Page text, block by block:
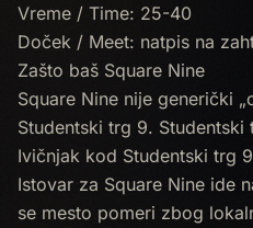
Vreme / Time: 25-40
Doček / Meet: natpis na
Zašto baš Square Nine
Square Nine nije generički
Studentski trg 9. Studentski
Ivičnjak kod Studentski trg 9
Istovar za Square Nine ide
se mesto pomeri zbog